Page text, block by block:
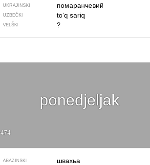
UKRAJINSKI помаранчевий
UZBEČKI to‘q sariq
VELŠKI ?
ponedjeljak
474
ABAZINSKI швахьа